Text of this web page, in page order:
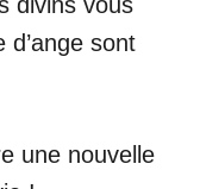
sont
une nouvelle